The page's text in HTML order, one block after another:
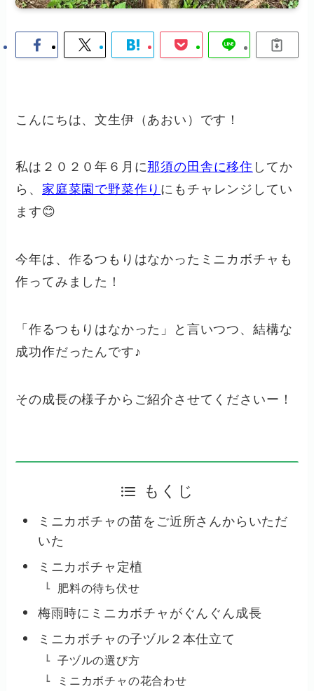
こんにちは、文生伊（あおい）です！
私は２０２０年６月に那須の田舎に移住 してか
ら、 家庭菜園で野菜作り にもチャレンジしてい
ます😊
今年は、作るつもりはなかったミニカボチャも
作ってみました！
「作るつもりはなかった」と言いつつ、結構な
成功作だったんです♪
その成長の様子からご紹介させてくださいー！
もくじ
ミニカボチャの苗をご近所さんからいただ
いた
ミニカボチャ定植
肥料の待ち伏せ
梅雨時にミニカボチャがぐんぐん成長
ミニカボチャの子ヅル２本仕立て
子ヅルの選び方
ミニカボチャの花合わせ